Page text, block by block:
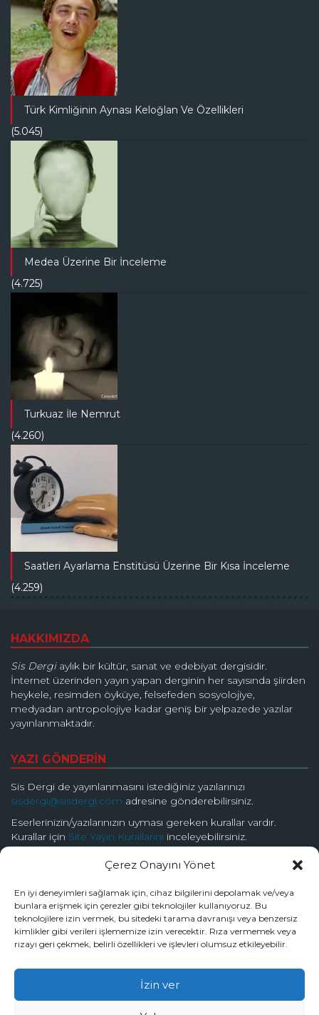
Çerez Onayını Yönet
En iyi deneyimleri sağlamak için, cihaz bilgilerini depolamak ve/veya
bunlara erişmek için çerezler gibi teknolojiler kullanıyoruz. Bu
teknolojilere izin vermek, bu sitedeki tarama davranışı veya benzersiz
kimlikler gibi verileri işlememize izin verecektir. Rıza vermemek veya
rızayı geri çekmek, belirli özellikleri ve işlevleri olumsuz etkileyebilir.
İzin ver
Türk Kimliğinin Aynası Keloğlan Ve Özellikleri
(5.045)
Medea Üzerine Bir İnceleme
(4.725)
Turkuaz İle Nemrut
(4.260)
Saatleri Ayarlama Enstitüsü Üzerine Bir Kısa İnceleme
(4.259)
HAKKIMIZDA
Sis Dergiaylık bir kültür, sanat ve edebiyat dergisidir.
İnternet üzerinden yayın yapan derginin her sayısında şiirden
heykele, resimden öyküye, felsefeden sosyolojiye,
medyadan antropolojiye kadar geniş bir yelpazede yazılar
yayınlanmaktadır.
YAZI GÖNDERİN
Sis Dergi de yayınlanmasını istediğiniz yazılarınızı
sisdergi@sisdergi.com adresine gönderebilirsiniz.
Eserlerinizin/yazılarınızın uyması gereken kurallar vardır.
Kurallar için Site Yayın Kurallarını inceleyebilirsiniz.
BİZİ TAKİP EDİN
© 2026 Sis Dergi | Ardında Güzellik Saklar
Tüm hakları Sis Dergi’ye aittir.